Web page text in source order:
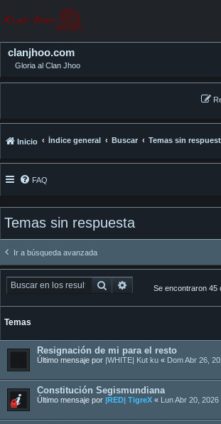
clanjhoo.com
Gloria al Clan Jhoo
Inicio Índice general Buscar Temas sin
FAQ
Temas sin respuesta
Ir a búsqueda avanzada
Buscar Búsqueda avanzada
Se encontraron 45
Temas
Resignación de mi para el resto
Último mensaje por |WHITE| Kut ku « Dom Abr 26,
Constitución Segismundiana
Último mensaje por |RED| TigreX « Lun Abr 20,